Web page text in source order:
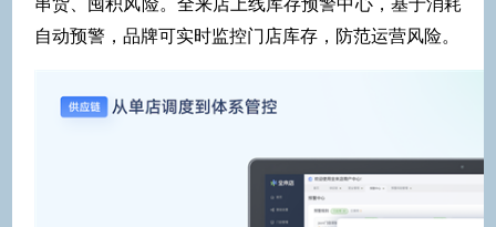
串货、囤积风险。全来店上线库存预警中心，基于消耗
自动预警，品牌可实时监控门店库存，防范运营风险。